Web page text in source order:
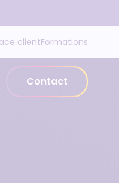
clientFormations
Contact